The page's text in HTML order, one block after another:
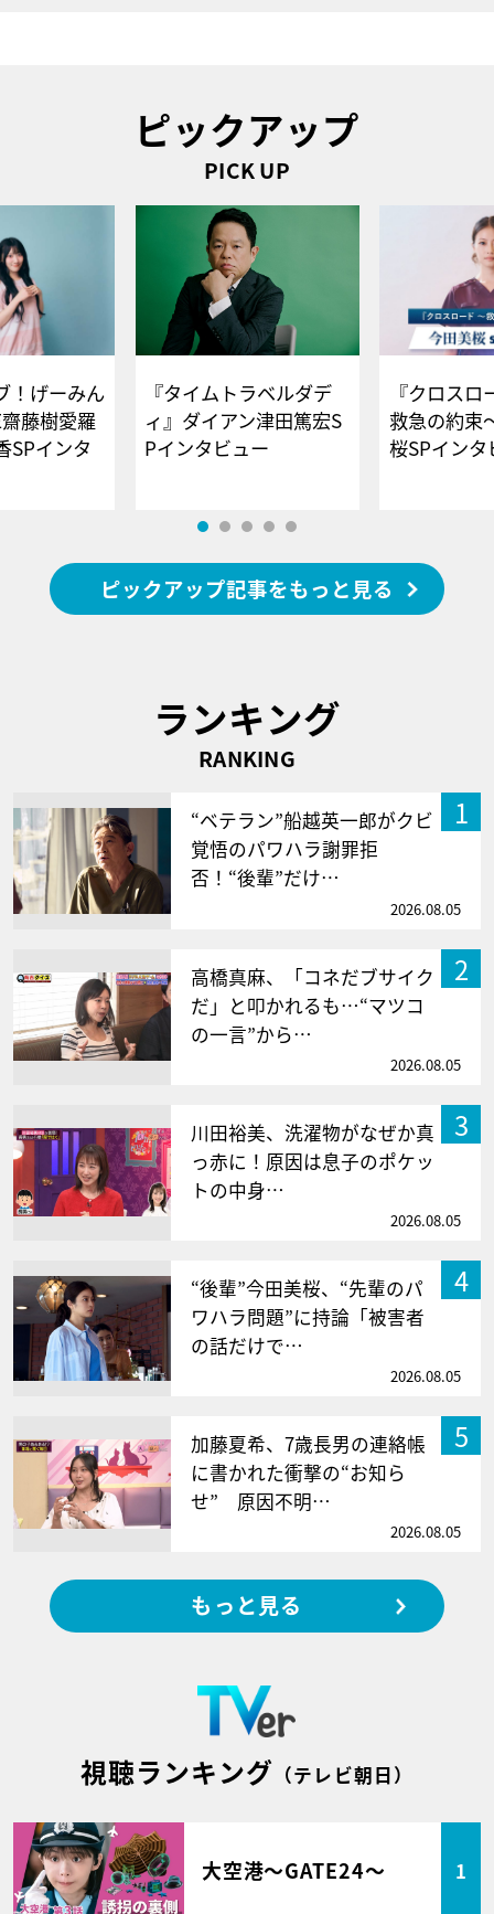
ピックアップ
PICK UP
！げーみん
藤樹愛羅
SPインタ
『タイムトラベルダデ
ィ』ダイアン津田篤宏S
Pインタビュー
『クロス
救急の約束
桜SPイ
ピックアップ記事をもっと見る
ランキング
RANKING
1
“ベテラン”船越英一郎がクビ
覚悟のパワハラ謝罪拒
否！“後輩”だけ…
2026.08.05
2
高橋真麻、「コネだブサイク
だ」と叩かれるも…“マツコ
の一言”から…
2026.08.05
3
川田裕美、洗濯物がなぜか真
っ赤に！原因は息子のポケッ
トの中身…
2026.08.05
4
“後輩”今田美桜、“先輩のパ
ワハラ問題”に持論「被害者
の話だけで…
2026.08.05
5
加藤夏希、7歳長男の連絡帳
に書かれた衝撃の“お知ら
せ” 原因不明…
2026.08.05
もっと見る
視聴ランキング （テレビ朝日）
大空港～GATE24～ 1